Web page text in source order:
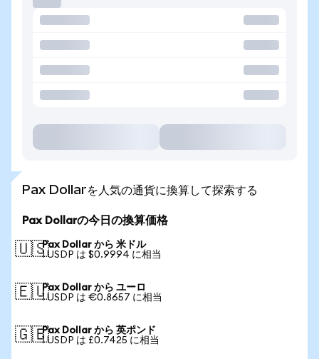
Pax Dollarを人気の通貨に換算して探索する
Pax Dollarの今日の換算価格
🇺🇸Pax Dollar から 米ドル
1 USDP は $0.9994 に相当
🇪🇺Pax Dollar から ユーロ
1 USDP は €0.8657 に相当
🇬🇧Pax Dollar から 英ポンド
1 USDP は £0.7425 に相当